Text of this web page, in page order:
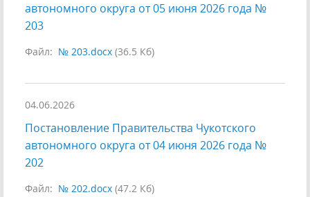
автономного округа от 05 июня 2026 года №
203
Файл: № 203.docx (36.5 Кб)
04.06.2026
Постановление Правительства Чукотского
автономного округа от 04 июня 2026 года №
202
Файл: № 202.docx (47.2 Кб)